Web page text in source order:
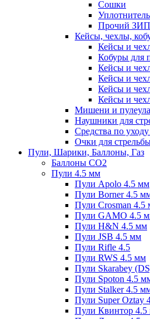
Сошки
Прочий ЗИП
Кейсы, чехлы,
Кейсы и
Кобуры для
Кейсы и
Кейсы и
Кейсы и
Кейсы и
Мишени и
Наушники для
Средства по
Очки для
Пули, Шарики, Баллоны, Газ
Баллоны CO2
Пули 4.5 мм
Пули Apolo 4.5 мм
Пули Borner 4.5
Пули Crosman 4.5
Пули GAMO 4.5
Пули H&N 4.5 мм
Пули JSB 4.5 мм
Пули Rifle 4.5
Пули RWS 4.5 мм
Пули Skarabey
Пули Spoton 4.5
Пули Stalker 4.5
Пули Super Oztay
Пули Квинтор